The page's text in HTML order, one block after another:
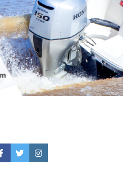
FacebookTwitterInstagram